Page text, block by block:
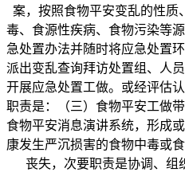
案，按照食物平安变乱的性质
毒、食源性疾病、食物污染等
急处置办法并随时将应急处置
派出变乱查询拜访处置组、人
开展应急处置工做。或经评估
职责是：（三）食物平安工做
食物平安消息演讲系统，形成
康发生严沉损害的食物中毒或
丧失，次要职责是协调、组